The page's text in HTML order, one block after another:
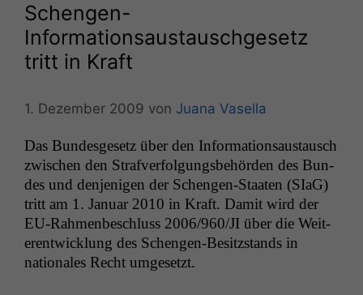
Schengen-
Informationsaustauschgesetz
tritt in Kraft
1. Dezember 2009 von Juana Vasella
Das Bun­des­ge­setz über den Infor­ma­tion­saus­tausch
zwis­chen den Strafver­fol­gungs­be­hör­den des Bun­
des und den­jeni­gen der Schen­gen-Staat­en (SIaG)
tritt am 1. Jan­u­ar 2010 in Kraft. Damit wird der
EU-Rah­menbeschluss 2006/960/JI über die Weit­
er­en­twick­lung des Schen­gen-Besitz­s­tands in
nationales Recht umgesetzt.